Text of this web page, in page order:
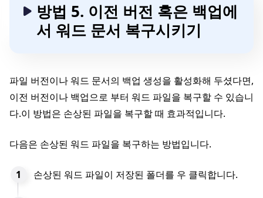
방법 5. 이전 버전 혹은 백업에
서 워드 문서 복구시키기
파일 버전이나 워드 문서의 백업 생성을 활성화해 두셨다면,
이전 버전이나 백업으로 부터 워드 파일을 복구할 수 있습니
다.이 방법은 손상된 파일을 복구할 때 효과적입니다.
다음은 손상된 워드 파일을 복구하는 방법입니다.
손상된 워드 파일이 저장된 폴더를 우 클릭합니다.